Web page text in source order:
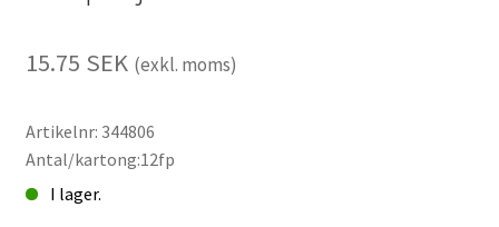
15.75 SEK (exkl. moms)
Artikelnr: 344806
Antal/kartong:12fp
I lager.